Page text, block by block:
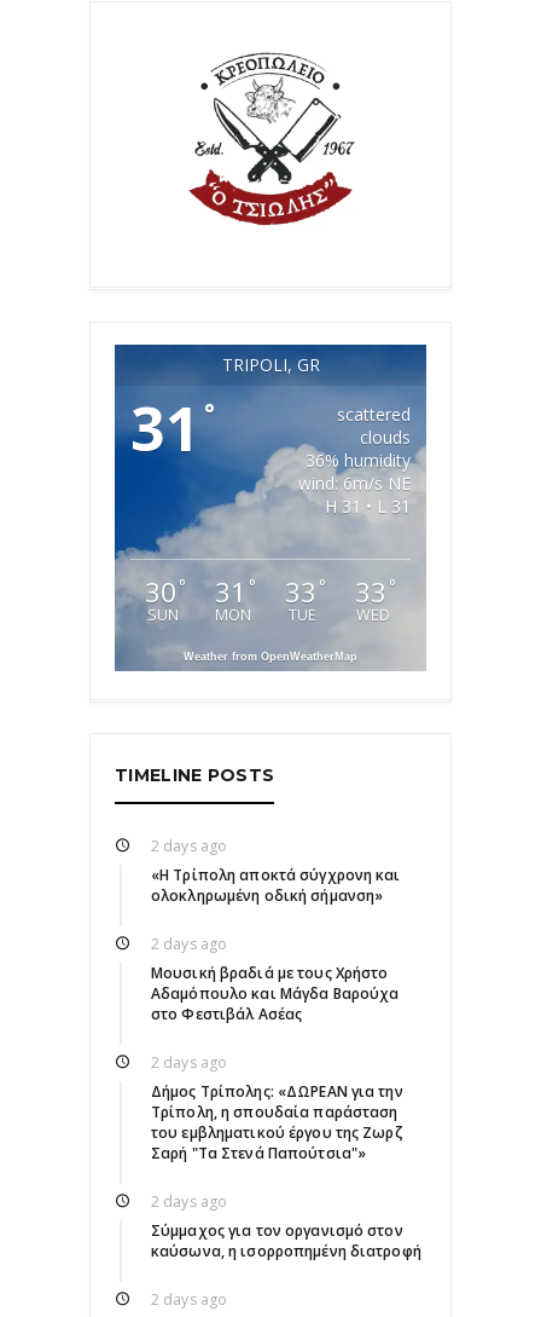
TRIPOLI, GR
31°
scattered
clouds
36% humidity
wind: 6m/s NE
H 31 • L 31
30 °
SUN
31 °
MON
33 °
TUE
33 °
WED
Weather from OpenWeatherMap
TIMELINE POSTS
2 days ago
«Η Τρίπολη αποκτά σύγχρονη και
ολοκληρωμένη οδική σήμανση»
2 days ago
Μουσική βραδιά με τους Χρήστο
Αδαμόπουλο και Μάγδα Βαρούχα
στο Φεστιβάλ Ασέας
2 days ago
Δήμος Τρίπολης: «ΔΩΡΕΑΝ για την
Τρίπολη, η σπουδαία παράσταση
του εμβληματικού έργου της Ζωρζ
Σαρή "Τα Στενά Παπούτσια"»
2 days ago
Σύμμαχος για τον οργανισμό στον
καύσωνα, η ισορροπημένη διατροφή
2 days ago